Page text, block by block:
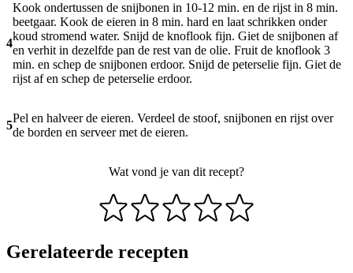
4
Kook ondertussen de snijbonen in 10-12 min. en de rijst in 8 min.
beetgaar. Kook de eieren in 8 min. hard en laat schrikken onder
koud stromend water. Snijd de knoflook fijn. Giet de snijbonen af
en verhit in dezelfde pan de rest van de olie. Fruit de knoflook 3
min. en schep de snijbonen erdoor. Snijd de peterselie fijn. Giet de
rijst af en schep de peterselie erdoor.
5
Pel en halveer de eieren. Verdeel de stoof, snijbonen en rijst over
de borden en serveer met de eieren.
Wat vond je van dit recept?
Gerelateerde recepten